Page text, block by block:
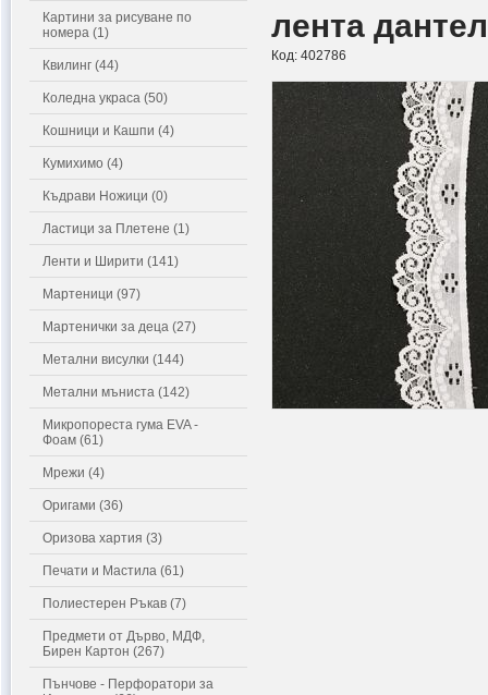
Картини за рисуване по
номера (1)
Квилинг (44)
Коледна украса (50)
Кошници и Кашпи (4)
Кумихимо (4)
Къдрави Ножици (0)
Ластици за Плетене (1)
Ленти и Ширити (141)
Мартеници (97)
Мартенички за деца (27)
Метални висулки (144)
Метални мъниста (142)
Микропореста гума EVA -
Фоам (61)
Мрежи (4)
Оригами (36)
Оризова хартия (3)
Печати и Мастила (61)
Полиестерен Ръкав (7)
Предмети от Дърво, МДФ,
Бирен Картон (267)
Пънчове - Перфоратори за
лента
Код: 402786